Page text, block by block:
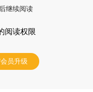
继续阅读
阅读权限
员升级